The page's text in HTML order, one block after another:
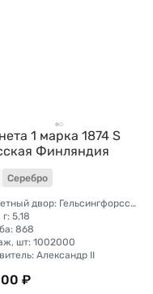
1 марка 1874 S
Финляндия
Серебро
Монетный двор: Гельсингфорсский монетный двор (Финляндия)
5,18
868
шт: 1002000
Александр II
₽